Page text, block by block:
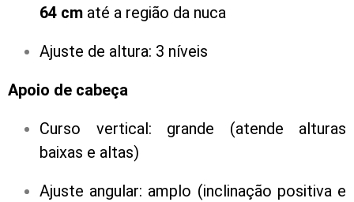
64 cm até a região da nuca
Ajuste de altura: 3 níveis
Apoio de cabeça
Curso vertical: grande (atende alturas
baixas e altas)
Ajuste angular: amplo (inclinação positiva e